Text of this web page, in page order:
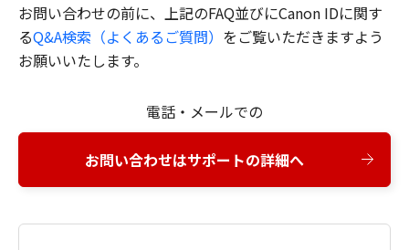
お問い合わせの前に、上記のFAQ並びにCanon IDに関す
るQ&A検索（よくあるご質問） をご覧いただきますよう
お願いいたします。
電話・メールでの
お問い合わせはサポートの詳細へ